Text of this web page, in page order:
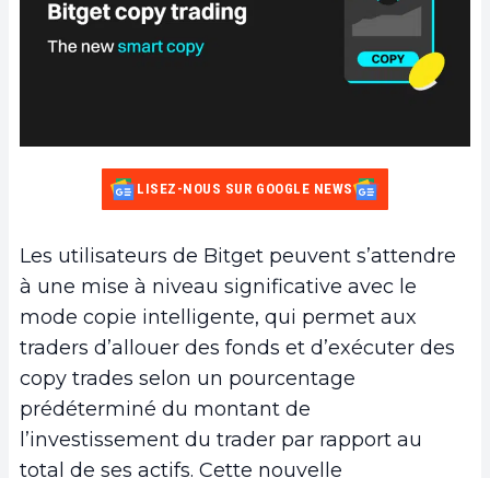
LISEZ-NOUS SUR GOOGLE NEWS
Les utilisateurs de Bitget peuvent s’attendre
à une mise à niveau significative avec le
mode copie intelligente, qui permet aux
traders d’allouer des fonds et d’exécuter des
copy trades selon un pourcentage
prédéterminé du montant de
l’investissement du trader par rapport au
total de ses actifs. Cette nouvelle